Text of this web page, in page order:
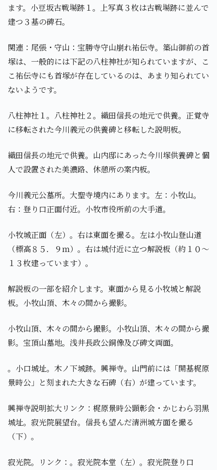
ます。小豆坂古戦場跡１。上写真３枚は古戦場跡に並んで
建つ３基の碑石。
関連：尾張・守山：宝勝寺守山崩れ祐伝寺。築山御前の首
塚は、一般的には下記の八柱神社が知られていますが、こ
こ祐伝寺にも首塚が存在しているのは、あまり知られてい
ないようです。
八柱神社１。八柱神社２。織田信長の地元で供養。正覚寺
に移転された今川義元の供養碑と移転した説明板。
織田信長の地元で供養。山内邸にあった今川塚供養碑と個
人で設置された美濃路、休憩所の案内板。
今川義元公墓所。大聖寺境内にあります。左：小牧山。
右：登り口正面付近。小牧市役所前の大手道。
小牧城正面（左）。右は東面を撮る。左は小牧山登山道
（標高８５．９ｍ）。右は城付近に立つ解説板（約１０～
１３枚建っています）。
解説板の一部を紹介します。東面から見る小牧城と解説
板。小牧山頂、木々の間から撮影。
小牧山頂、木々の間から撮影。小牧山頂、木々の間から撮
影。宝頂山墓地。浅井長政公銅像及び碑文両面。
。小口城址。木ノ下城跡。興禅寺。山門前には「開基梶原
景時公」と刻まれた大きな石碑（右）が建っています。
興禅寺説明拡大リンク：梶原景時公顕彰会・かじわら羽黒
城址。寂光院展望台。信長も望んだ清洲城方面を撮る
（下）。
寂光院。リンク：。寂光院本堂（左）。寂光院登り口